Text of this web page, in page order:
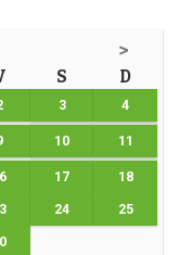
>
S D
3 4
10 11
17 18
24 25